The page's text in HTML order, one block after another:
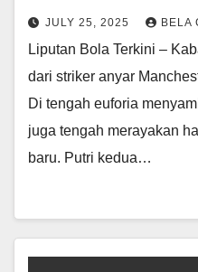
JULY 25, 2025 BELA
Liputan Bola Terkini –
dari striker anyar
Di tengah euforia
juga tengah merayakan
baru. Putri kedua…